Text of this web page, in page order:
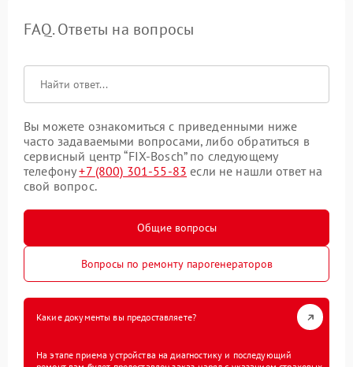
FAQ. Ответы на вопросы
Вы можете ознакомиться с приведенными ниже
часто задаваемыми вопросами, либо обратиться в
сервисный центр “FIX-Bosch” по следующему
телефону+7 (800) 301-55-83 если не нашли ответ на
свой вопрос.
Общие вопросы
Вопросы по ремонту парогенераторов
Какие документы вы предоставляете?
На этапе приема устройства на диагностику и последующий